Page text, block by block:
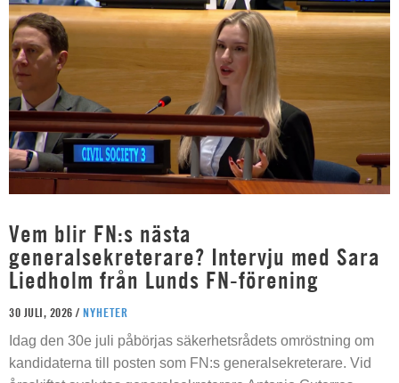
Vem blir FN:s nästa
generalsekreterare? Intervju med Sara
Liedholm från Lunds FN-förening
30 JULI, 2026 / NYHETER
Idag den 30e juli påbörjas säkerhetsrådets omröstning om
kandidaterna till posten som FN:s generalsekreterare. Vid